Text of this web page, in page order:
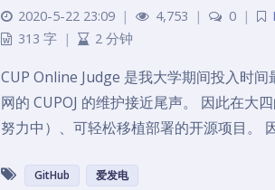
2020-5-22 23:09 | 4,753 | 0 |
313 字 | 2 分钟
CUP Online Judge 是我大学期间投入时
网的 CUPOJ 的维护接近尾声。 因此在大
努力中）、可轻松移植部署的开源项目。
GitHub 爱发电